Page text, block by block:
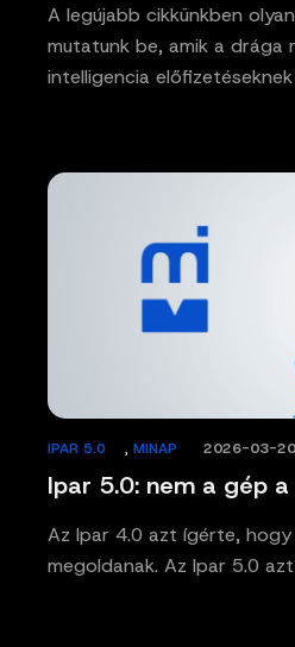
A legújabb cikkünkben
mutatunk be, amik a drága
intelligencia
Ipar 5.0: nem a gép
IPAR 5.0 , MINAP 2026-03-20
Az Ipar 4.0 azt ígérte,
megoldanak. Az Ipar 5.0